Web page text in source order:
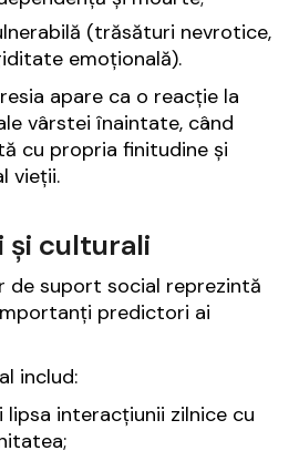
(trăsături nevrotice,
emoțională).
apare ca o reacție la
vârstei înaintate, când
cu propria finitudine și
vieții.
și culturali
de suport social reprezintă
predictori ai
includ:
lipsa interacțiunii zilnice cu